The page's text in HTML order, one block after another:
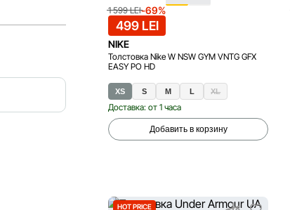
1 599 LEI-69%
499 LEI
NIKE
Толстовка Nike W NSW GYM VNTG GFX
EASY PO HD
XS S M L XL
Доставка: от 1 часа
Добавить в корзину
HOT PRICE